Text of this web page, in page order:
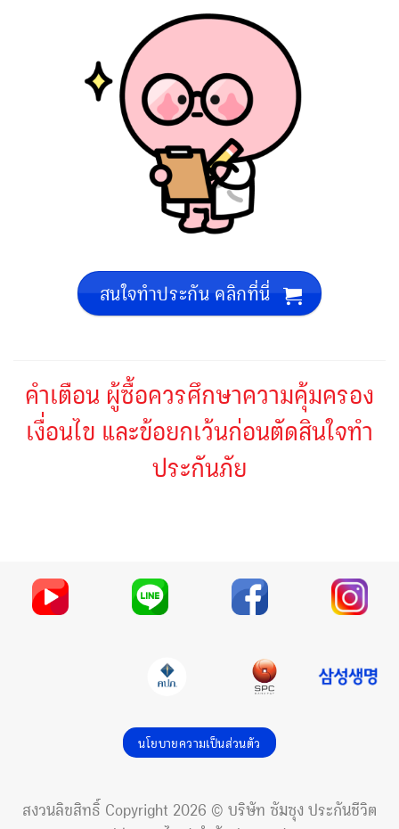
สนใจทำประกัน คลิกที่นี่
คำเตือน ผู้ซื้อควรศึกษาความคุ้มครอง
เงื่อนไข และข้อยกเว้นก่อนตัดสินใจทำ
ประกันภัย
นโยบายความเป็นส่วนตัว
สงวนลิขสิทธิ์ Copyright 2026 © บริษัท ซัมซุง ประกันชีวิต